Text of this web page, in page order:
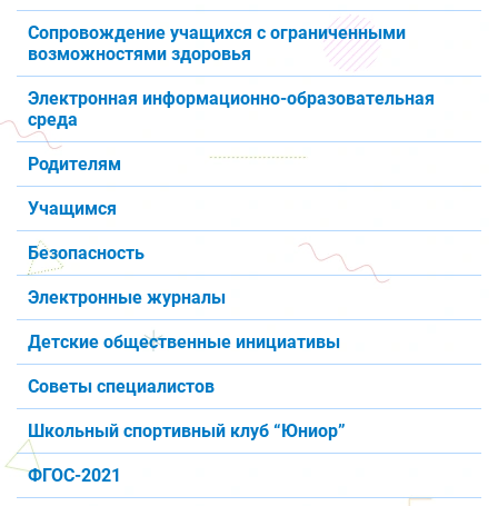
Сопровождение учащихся с ограниченными
возможностями здоровья
Электронная информационно-образовательная
среда
Родителям
Учащимся
Безопасность
Электронные журналы
Детские общественные инициативы
Советы специалистов
Школьный спортивный клуб “Юниор”
ФГОС-2021